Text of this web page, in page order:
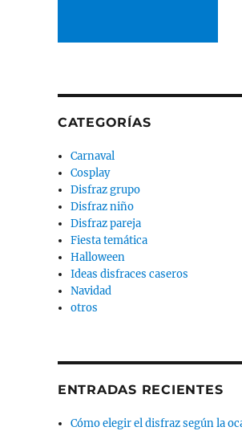
CATEGORÍAS
Carnaval
Cosplay
Disfraz grupo
Disfraz niño
Disfraz pareja
Fiesta temática
Halloween
Ideas disfraces caseros
Navidad
otros
ENTRADAS RECIENTES
Cómo elegir el disfraz según la